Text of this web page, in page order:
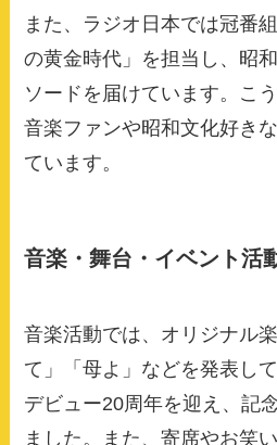
また、ラジオ日本では冠番
の黄金時代」を担当し、昭
ソードを届けています。こ
音楽ファンや昭和文化好き
ています。
音楽・舞台・イベント活
音楽活動では、オリジナル
て」「母よ」などを発表し
デビュー20周年を迎え、記
ました。また、寄席やお笑